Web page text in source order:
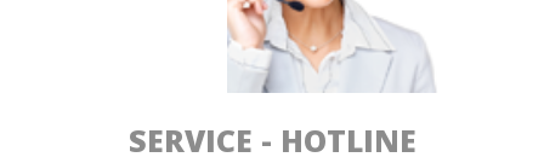
SERVICE - HOTLINE